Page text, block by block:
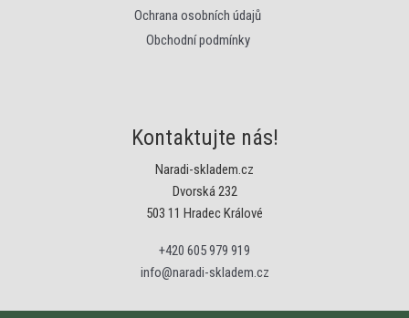
Ochrana osobních údajů
Obchodní podmínky
Kontaktujte nás!
Naradi-skladem.cz
Dvorská 232
503 11 Hradec Králové
+420 605 979 919
info@naradi-skladem.cz